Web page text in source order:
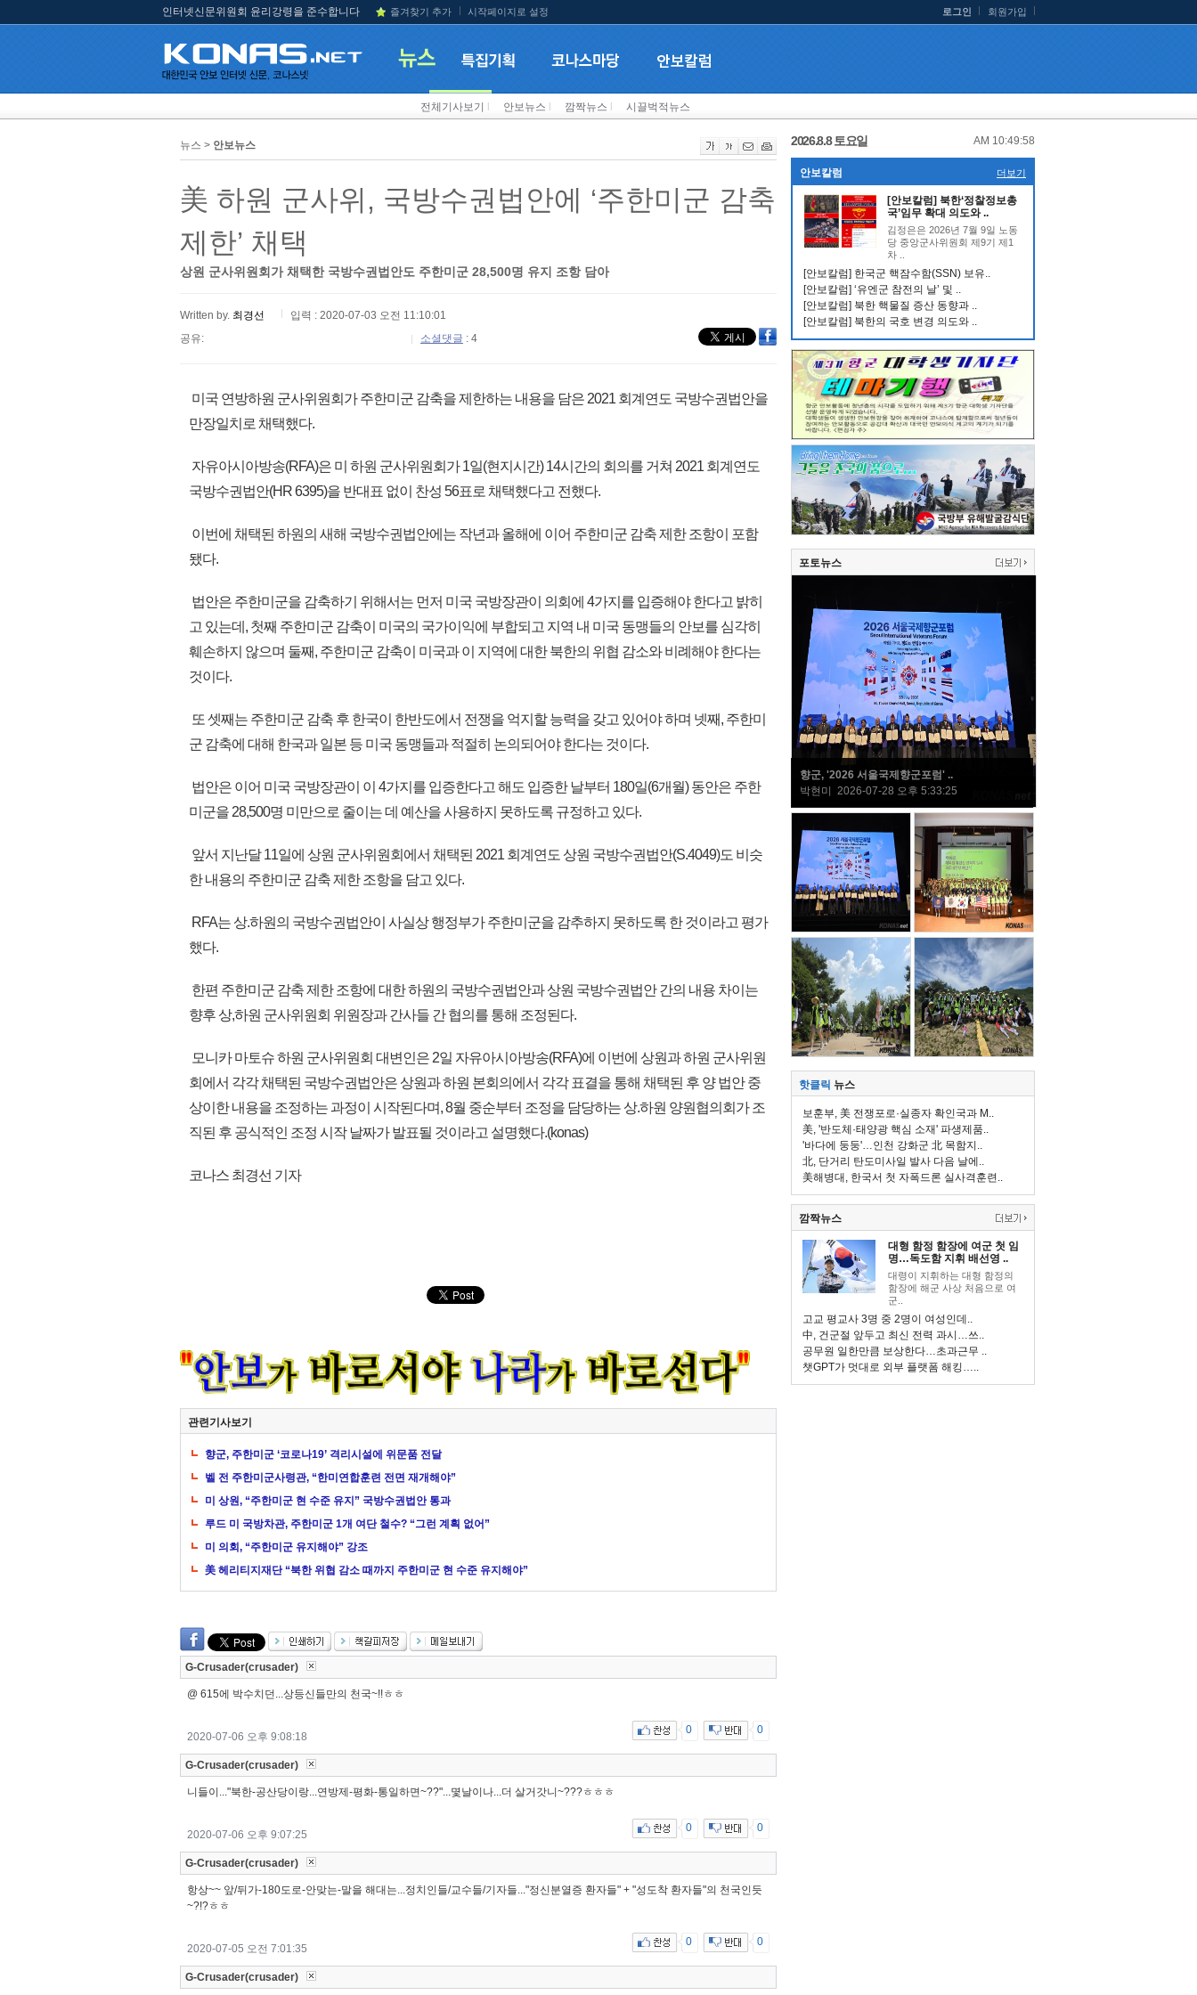
인터넷신문위원회 윤리강령을 준수합니다 즐겨찾기 추가 시작페이지로 설정 로그인 회원가입
전체기사보기 안보뉴스 깜짝뉴스 시끌벅적뉴스
뉴스 > 안보뉴스
美 하원 군사위, 국방수권법안에 ‘주한미군 감축
제한’ 채택
상원 군사위원회가 채택한 국방수권법안도 주한미군 28,500명 유지 조항 담아
Written by. 최경선
입력 : 2020-07-03 오전 11:10:01
공유:
소셜댓글 : 4
미국 연방하원 군사위원회가 주한미군 감축을 제한하는 내용을 담은 2021 회계연도 국방수권법안을
만장일치로 채택했다.
자유아시아방송(RFA)은 미 하원 군사위원회가 1일(현지시간) 14시간의 회의를 거쳐 2021 회계연도
국방수권법안(HR 6395)을 반대표 없이 찬성 56표로 채택했다고 전했다.
이번에 채택된 하원의 새해 국방수권법안에는 작년과 올해에 이어 주한미군 감축 제한 조항이 포함
됐다.
법안은 주한미군을 감축하기 위해서는 먼저 미국 국방장관이 의회에 4가지를 입증해야 한다고 밝히
고 있는데, 첫째 주한미군 감축이 미국의 국가이익에 부합되고 지역 내 미국 동맹들의 안보를 심각히
훼손하지 않으며 둘째, 주한미군 감축이 미국과 이 지역에 대한 북한의 위협 감소와 비례해야 한다는
것이다.
또 셋째는 주한미군 감축 후 한국이 한반도에서 전쟁을 억지할 능력을 갖고 있어야 하며 넷째, 주한미
군 감축에 대해 한국과 일본 등 미국 동맹들과 적절히 논의되어야 한다는 것이다.
법안은 이어 미국 국방장관이 이 4가지를 입증한다고 해도 입증한 날부터 180일(6개월) 동안은 주한
미군을 28,500명 미만으로 줄이는 데 예산을 사용하지 못하도록 규정하고 있다.
앞서 지난달 11일에 상원 군사위원회에서 채택된 2021 회계연도 상원 국방수권법안(S.4049)도 비슷
한 내용의 주한미군 감축 제한 조항을 담고 있다.
RFA는 상.하원의 국방수권법안이 사실상 행정부가 주한미군을 감추하지 못하도록 한 것이라고 평가
했다.
한편 주한미군 감축 제한 조항에 대한 하원의 국방수권법안과 상원 국방수권법안 간의 내용 차이는
향후 상,하원 군사위원회 위원장과 간사들 간 협의를 통해 조정된다.
모니카 마토슈 하원 군사위원회 대변인은 2일 자유아시아방송(RFA)에 이번에 상원과 하원 군사위원
회에서 각각 채택된 국방수권법안은 상원과 하원 본회의에서 각각 표결을 통해 채택된 후 양 법안 중
상이한 내용을 조정하는 과정이 시작된다며, 8월 중순부터 조정을 담당하는 상.하원 양원협의회가 조
직된 후 공식적인 조정 시작 날짜가 발표될 것이라고 설명했다.(konas)
코나스 최경선 기자
관련기사보기
향군, 주한미군 ‘코로나19’ 격리시설에 위문품 전달
벨 전 주한미군사령관, “한미연합훈련 전면 재개해야”
미 상원, “주한미군 현 수준 유지” 국방수권법안 통과
루드 미 국방차관, 주한미군 1개 여단 철수? “그런 계획 없어”
미 의회, “주한미군 유지해야” 강조
美 헤리티지재단 “북한 위협 감소 때까지 주한미군 현 수준 유지해야”
G-Crusader(crusader)
@ 615에 박수치던...상등신들만의 천국~!!ㅎㅎ
2020-07-06 오후 9:08:18
0 0
G-Crusader(crusader)
니들이..."북한-공산당이랑...연방제-평화-통일하면~??"...몇날이나...더 살거갓니~???ㅎㅎㅎ
2020-07-06 오후 9:07:25
0 0
G-Crusader(crusader)
항상~~ 앞/뒤가-180도로-안맞는-말을 해대는...정치인들/교수들/기자들..."정신분열증 환자들" + "성도착 환자들"의 천국인듯
~?!?ㅎㅎ
2020-07-05 오전 7:01:35
0 0
G-Crusader(crusader)
2026.8.8 토요일 AM 10:49:59
안보칼럼 더보기
[안보칼럼] 북한‘정찰정보총
국’임무 확대 의도와 ..
김정은은 2026년 7월 9일 노동
당 중앙군사위원회 제9기 제1
차 ..
[안보칼럼] 한국군 핵잠수함(SSN) 보유..
[안보칼럼] ‘유엔군 참전의 날’ 및 ..
[안보칼럼] 북한 핵물질 증산 동향과 ..
[안보칼럼] 북한의 국호 변경 의도와 ..
포토뉴스
향군, '2026 서울국제향군포럼' ..
박현미 2026-07-28 오후 5:33:25
핫클릭 뉴스
보훈부, 美 전쟁포로·실종자 확인국과 M..
美, '반도체·태양광 핵심 소재' 파생제품..
'바다에 둥둥'…인천 강화군 北 목함지..
北, 단거리 탄도미사일 발사 다음 날에..
美해병대, 한국서 첫 자폭드론 실사격훈련..
깜짝뉴스
대형 함정 함장에 여군 첫 임
명…독도함 지휘 배선영 ..
대령이 지휘하는 대형 함정의
함장에 해군 사상 처음으로 여
군..
고교 평교사 3명 중 2명이 여성인데..
中, 건군절 앞두고 최신 전력 과시…쓰..
공무원 일한만큼 보상한다…초과근무 ..
챗GPT가 멋대로 외부 플랫폼 해킹…..